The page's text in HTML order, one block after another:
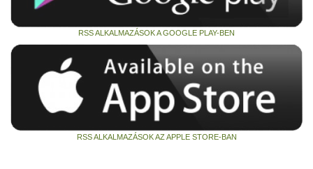
RSS ALKALMAZÁSOK A GOOGLE PLAY-BEN
RSS ALKALMAZÁSOK AZ APPLE STORE-BAN